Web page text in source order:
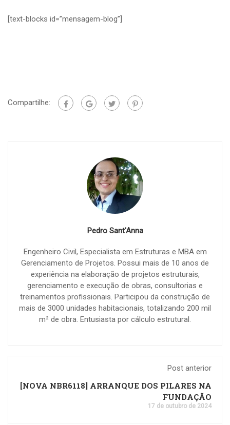
[text-blocks id=”mensagem-blog”]
Compartilhe:
Pedro Sant'Anna
Engenheiro Civil, Especialista em Estruturas e MBA em
Gerenciamento de Projetos. Possui mais de 10 anos de
experiência na elaboração de projetos estruturais,
gerenciamento e execução de obras, consultorias e
treinamentos profissionais. Participou da construção de
mais de 3000 unidades habitacionais, totalizando 200 mil
m² de obra. Entusiasta por cálculo estrutural.
Post anterior
[NOVA NBR6118] ARRANQUE DOS PILARES NA
FUNDAÇÃO
17 de outubro de 2024